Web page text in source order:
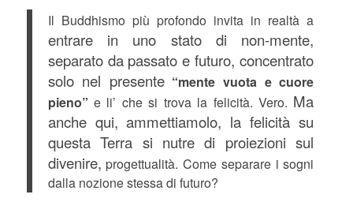
Il Buddhismo più profondo invita in realtà a
entrare in uno stato di non-mente,
separato da passato e futuro, concentrato
solo nel presente“mente vuota e cuore
pieno” e li’ che si trova la felicità. Vero. Ma
anche qui, ammettiamolo, la felicità su
questa Terra si nutre di proiezioni sul
divenire, progettualità. Come separare i sogni
dalla nozione stessa di futuro?